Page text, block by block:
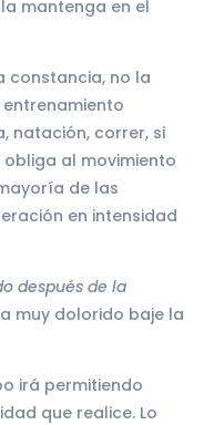
mantenga en el
constancia, no la
natación, correr, si
al movimiento
de las
en intensidad
después de la
muy dolorido baje la
irá permitiendo
que realice. Lo